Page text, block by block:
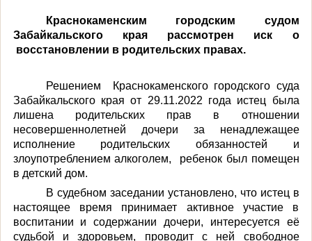
Краснокаменским городским судом
Забайкальского края рассмотрен иск о
восстановлении в родительских правах.
Решением
Краснокаменского городского суда
Забайкальского края от 29.11.2022 года истец была
лишена родительских прав в отношении
несовершеннолетней дочери за ненадлежащее
исполнение родительских обязанностей и
злоупотреблением алкоголем,
ребенок был помещен
в детский дом.
В судебном заседании установлено, что истец в
настоящее время принимает активное участие в
воспитании и содержании дочери, интересуется её
судьбой и здоровьем, проводит с ней свободное